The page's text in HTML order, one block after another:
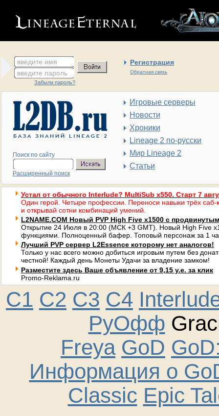
введите имя Регистрация
Обратная связь
введите пароль
Забыли пароль?
Поиск по сайту
Расширенный поиск
Игровые серверы
Новости
Хроники
Lineage 2 по-русски
Мир Lineage 2
Статьи
Устал от обычного Interlude? MultiSub x550. Старт 7
Один герой. Четыре профессии. Переноси навыки трёх саб-
и открывай сотни комбинаций умений.
L2NAME.COM Новый PVP High Five x1500 с
Открытие 24 Июля в 20:00 (МСК +3 GMT). Новый High Five
функциями. Полноценный бафер. Топовый персонаж за 1
Лучший PVP сервер L2Essence которому нет аналогов!
Только у нас всего можно добиться игровым путем без
честной! Каждый день Монеты Удачи за владение замком!
Разместите здесь Ваше объявление от 9,15 у.е. за клик
Promo-Reklama.ru
C1 C2 C3 C4
РуОфф
Freya GoD
Информация о
Classic Epic